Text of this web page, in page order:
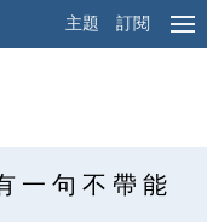
主題 訂閱
一 句 不 帶 能